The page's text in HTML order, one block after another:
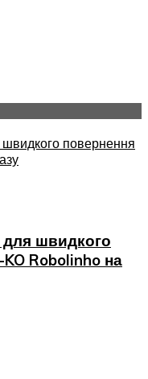
для швидкого
Robolinho на